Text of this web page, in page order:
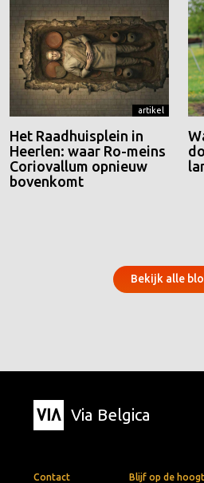
artikel
Het Raadhuisplein in
Heerlen: waar Ro-meins
Coriovallum opnieuw
bovenkomt
Bekijk alle
Via Belgica
Contact
Blijf op de